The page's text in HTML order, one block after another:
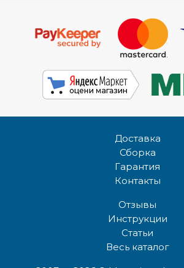
Доставка
Сборка
Гарантия
Контакты
Отзывы
Инструкции
Статьи
Весь каталог